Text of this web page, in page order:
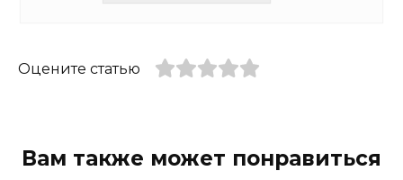
Оцените статью
Вам также может понравиться